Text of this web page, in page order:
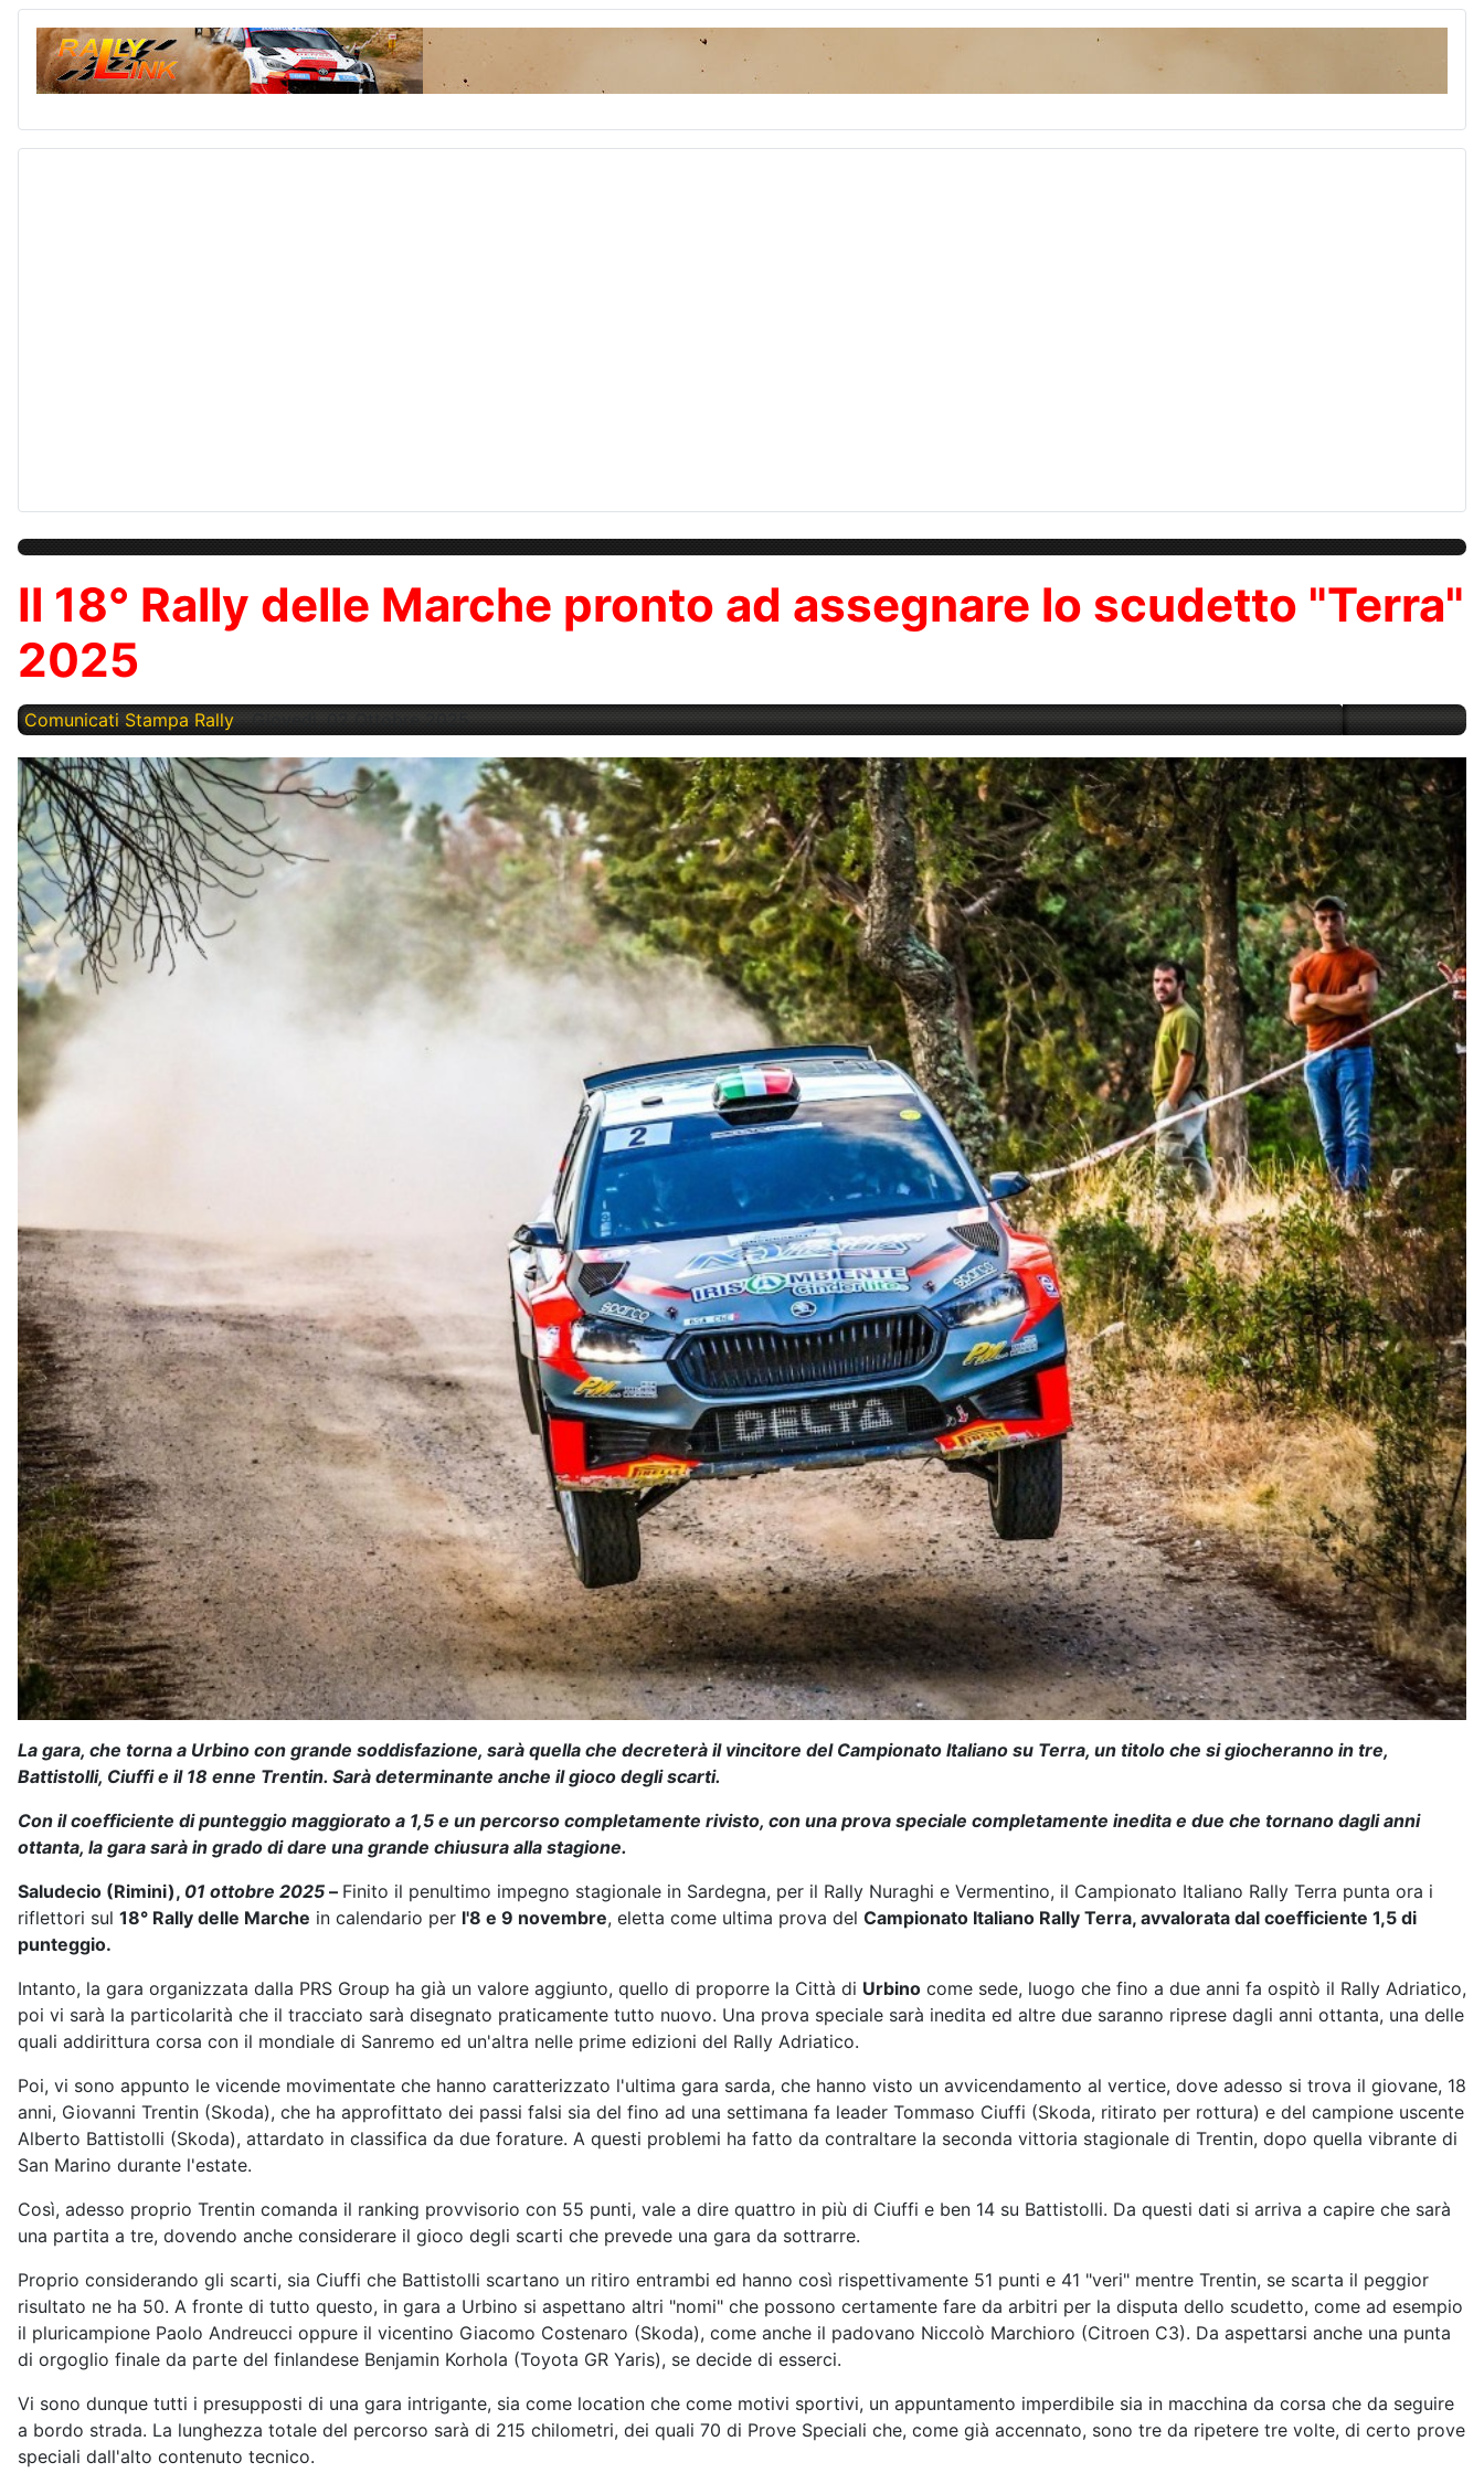
Il 18° Rally delle Marche pronto ad assegnare lo scudetto "Terra"
2025
Comunicati Stampa Rally Giovedì, 02 Ottobre 2025
La gara, che torna a Urbino con grande soddisfazione, sarà quella che decreterà il vincitore del Campionato Italiano su Terra, un titolo che si giocheranno in tre,
Battistolli, Ciuffi e il 18 enne Trentin. Sarà determinante anche il gioco degli scarti.
Con il coefficiente di punteggio maggiorato a 1,5 e un percorso completamente rivisto, con una prova speciale completamente inedita e due che tornano dagli anni
ottanta, la gara sarà in grado di dare una grande chiusura alla stagione.
Saludecio (Rimini), 01 ottobre 2025 – Finito il penultimo impegno stagionale in Sardegna, per il Rally Nuraghi e Vermentino, il Campionato Italiano Rally Terra punta ora i
riflettori sul 18° Rally delle Marche in calendario per l'8 e 9 novembre, eletta come ultima prova del Campionato Italiano Rally Terra, avvalorata dal coefficiente 1,5 di
punteggio.
Intanto, la gara organizzata dalla PRS Group ha già un valore aggiunto, quello di proporre la Città di Urbino come sede, luogo che fino a due anni fa ospitò il Rally Adriatico,
poi vi sarà la particolarità che il tracciato sarà disegnato praticamente tutto nuovo. Una prova speciale sarà inedita ed altre due saranno riprese dagli anni ottanta, una delle
quali addirittura corsa con il mondiale di Sanremo ed un'altra nelle prime edizioni del Rally Adriatico.
Poi, vi sono appunto le vicende movimentate che hanno caratterizzato l'ultima gara sarda, che hanno visto un avvicendamento al vertice, dove adesso si trova il giovane, 18
anni, Giovanni Trentin (Skoda), che ha approfittato dei passi falsi sia del fino ad una settimana fa leader Tommaso Ciuffi (Skoda, ritirato per rottura) e del campione uscente
Alberto Battistolli (Skoda), attardato in classifica da due forature. A questi problemi ha fatto da contraltare la seconda vittoria stagionale di Trentin, dopo quella vibrante di
San Marino durante l'estate.
Così, adesso proprio Trentin comanda il ranking provvisorio con 55 punti, vale a dire quattro in più di Ciuffi e ben 14 su Battistolli. Da questi dati si arriva a capire che sarà
una partita a tre, dovendo anche considerare il gioco degli scarti che prevede una gara da sottrarre.
Proprio considerando gli scarti, sia Ciuffi che Battistolli scartano un ritiro entrambi ed hanno così rispettivamente 51 punti e 41 "veri" mentre Trentin, se scarta il peggior
risultato ne ha 50. A fronte di tutto questo, in gara a Urbino si aspettano altri "nomi" che possono certamente fare da arbitri per la disputa dello scudetto, come ad esempio
il pluricampione Paolo Andreucci oppure il vicentino Giacomo Costenaro (Skoda), come anche il padovano Niccolò Marchioro (Citroen C3). Da aspettarsi anche una punta
di orgoglio finale da parte del finlandese Benjamin Korhola (Toyota GR Yaris), se decide di esserci.
Vi sono dunque tutti i presupposti di una gara intrigante, sia come location che come motivi sportivi, un appuntamento imperdibile sia in macchina da corsa che da seguire
a bordo strada. La lunghezza totale del percorso sarà di 215 chilometri, dei quali 70 di Prove Speciali che, come già accennato, sono tre da ripetere tre volte, di certo prove
speciali dall'alto contenuto tecnico.